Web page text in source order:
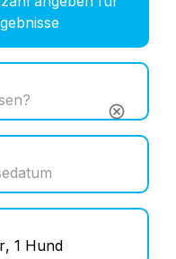
cancel
, 1 Hund